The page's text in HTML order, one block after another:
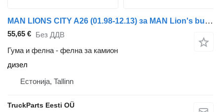
MAN LIONS CITY A26 (01.98-12.13) за MAN Lion's bus (1991-)
55,65 € Без ДДВ
Гума и фелна - фелна за камион
дизел
Естонија, Tallinn
TruckParts Eesti OÜ